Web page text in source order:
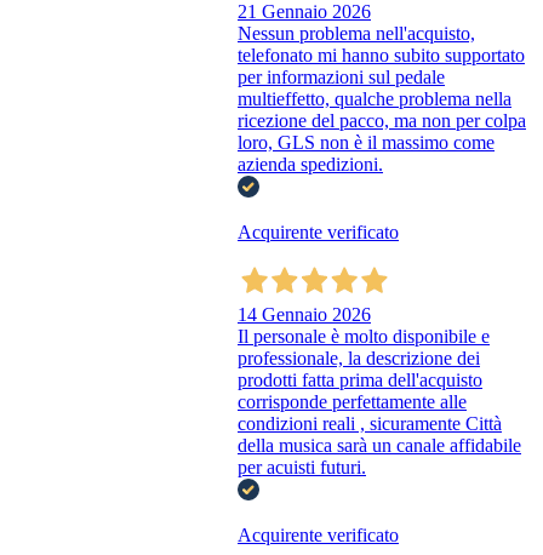
21 Gennaio 2026
Nessun problema nell'acquisto,
telefonato mi hanno subito supportato
per informazioni sul pedale
multieffetto, qualche problema nella
ricezione del pacco, ma non per colpa
loro, GLS non è il massimo come
azienda spedizioni.
Acquirente verificato
14 Gennaio 2026
Il personale è molto disponibile e
professionale, la descrizione dei
prodotti fatta prima dell'acquisto
corrisponde perfettamente alle
condizioni reali , sicuramente Città
della musica sarà un canale affidabile
per acuisti futuri.
Acquirente verificato